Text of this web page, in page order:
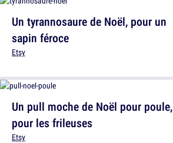
Un pull moche de Noël pour poule,
pour les frileuses
Etsy
Un tyrannosaure de Noël, pour un
sapin féroce
Etsy